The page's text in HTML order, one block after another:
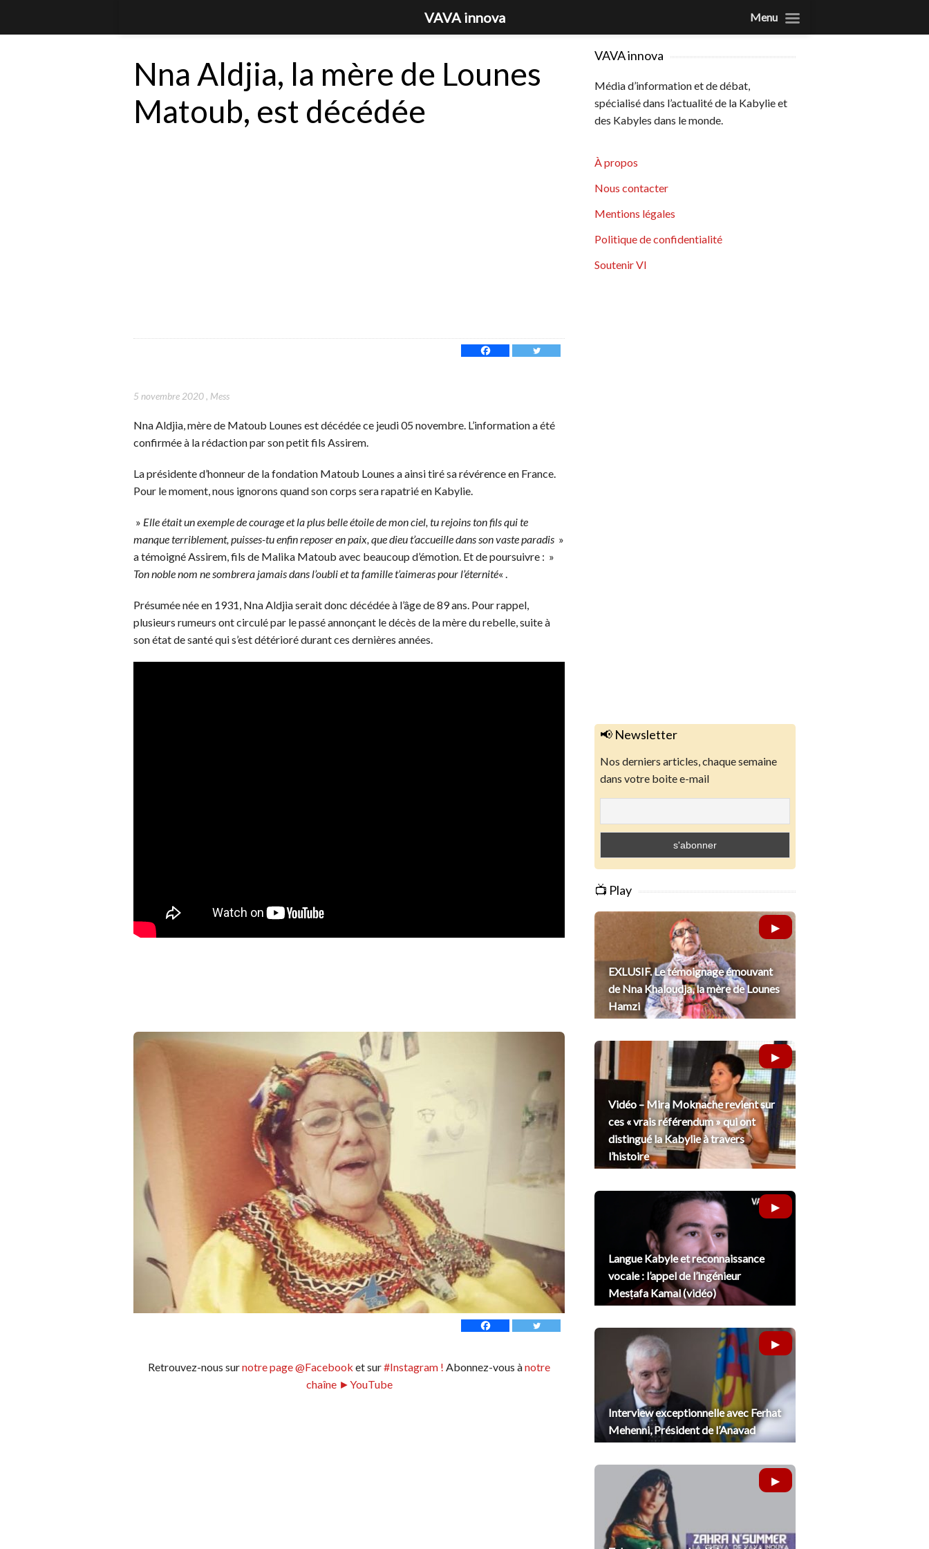
Nna Aldjia, la mère de Lounes
Matoub, est décédée
5 novembre 2020, Mess
Nna Aldjia, mère de Matoub Lounes est décédée ce jeudi 05 novembre. L’information a été
confirmée à la rédaction par son petit fils Assirem.
La présidente d’honneur de la fondation Matoub Lounes a ainsi tiré sa révérence en France.
Pour le moment, nous ignorons quand son corps sera rapatrié en Kabylie.
» Elle était un exemple de courage et la plus belle étoile de mon ciel, tu rejoins ton fils qui te
manque terriblement, puisses-tu enfin reposer en paix, que dieu t’accueille dans son vaste paradis »
a témoigné Assirem, fils de Malika Matoub avec beaucoup d’émotion. Et de poursuivre : »
Ton noble nom ne sombrera jamais dans l’oubli et ta famille t’aimeras pour l’éternité« .
Présumée née en 1931, Nna Aldjia serait donc décédée à l’âge de 89 ans. Pour rappel,
plusieurs rumeurs ont circulé par le passé annonçant le décès de la mère du rebelle, suite à
son état de santé qui s’est détérioré durant ces dernières années.
Retrouvez-nous surnotre page @Facebook et sur#Instagram ! Abonnez-vous ànotre
chaîne ►YouTube
VAVA innova
Média d’information et de débat,
spécialisé dans l’actualité de la Kabylie et
des Kabyles dans le monde.
À propos
Nous contacter
Mentions légales
Politique de confidentialité
Soutenir VI
📢 Newsletter
Nos derniers articles, chaque semaine
dans votre boite e-mail
📺 Play
EXLUSIF. Le témoignage émouvant
de Nna Khaloudja, la mère de Lounes
Hamzi
Vidéo – Mira Moknache revient sur
ces « vrais référendum » qui ont
distingué la Kabylie à travers
l’histoire
Langue Kabyle et reconnaissance
vocale : l’appel de l’ingénieur
Mesṭafa Kamal (vidéo)
Interview exceptionnelle avec Ferhat
Mehenni, Président de l’Anavad
VAVA innova Menu